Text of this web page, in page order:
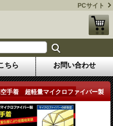
PCサイト
ちら お問い合わせ
手着 超軽量マイクロファイバー製